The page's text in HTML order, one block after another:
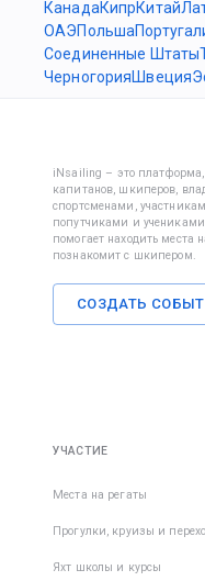
КанадаКипрКитай
ОАЭПольша
Соединенные Штаты
ЧерногорияШвеция
iNsailing – это
капитанов, шкиперов,
спортсменами,
попутчиками и
помогает находить места
познакомит с шкипером.
СОЗДАТЬ
УЧАСТИЕ
Места на регаты
Прогулки, круизы и
Яхт школы и курсы